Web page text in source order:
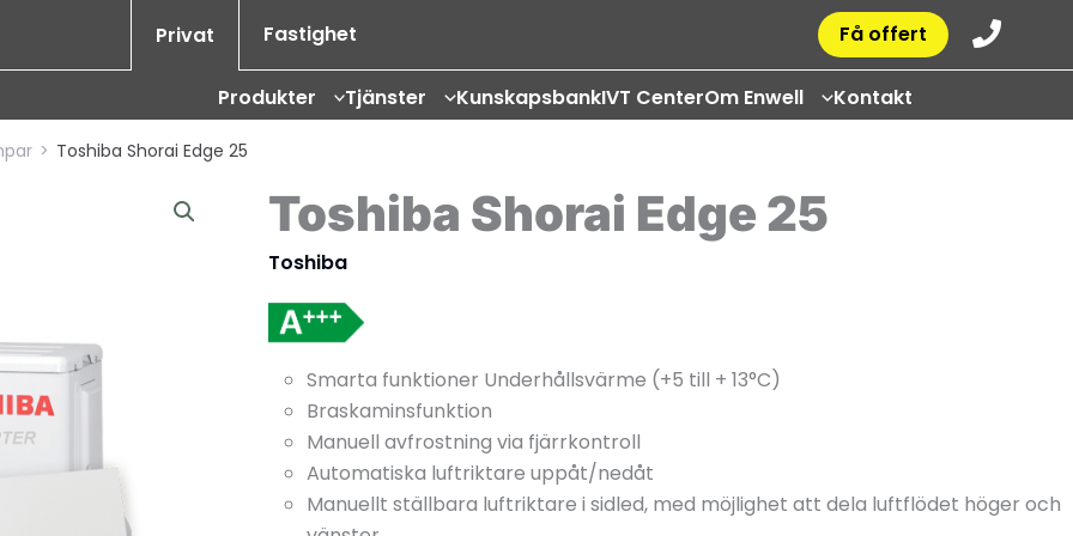
Privat Fastighet Få offert
Produkter Tjänster KunskapsbankIVT CenterOm Enwell Kontakt
> Toshiba Shorai Edge 25
Toshiba Shorai Edge 25
Toshiba
Smarta funktioner Underhållsvärme (+5 till + 13°C)
Braskaminsfunktion
Manuell avfrostning via fjärrkontroll
Automatiska luftriktare uppåt/nedåt
Manuellt ställbara luftriktare i sidled, med möjlighet att dela luftflödet höger och